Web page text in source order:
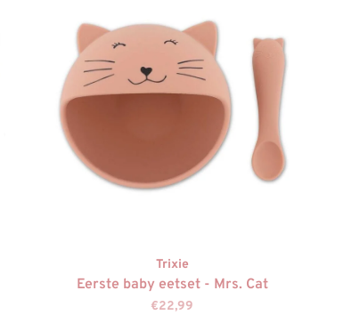
Trixie
Eerste baby eetset - Mrs. Cat
€22,99